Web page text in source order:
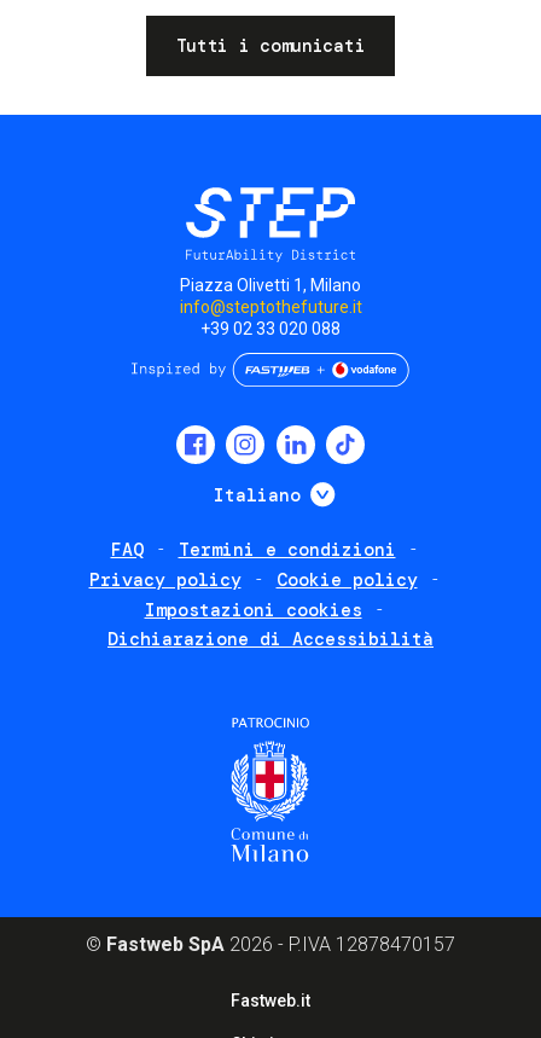
Tutti i comunicati
Piazza Olivetti 1, Milano
info@steptothefuture.it
+39 02 33 020 088
Italiano Mostra ulteriori
FAQ
Termini e condizioni
Privacy policy
Cookie policy
Impostazioni cookies
Dichiarazione di Accessibilità
© Fastweb SpA 2026 - P.IVA 12878470157
Fastweb.it